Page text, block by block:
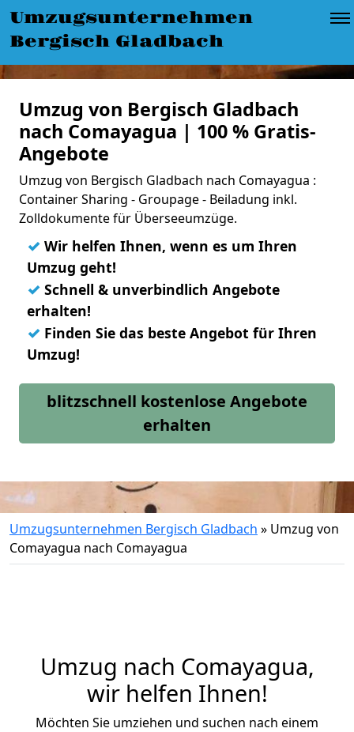
Umzugsunternehmen
Bergisch Gladbach
Umzug von Bergisch Gladbach
nach Comayagua | 100 % Gratis-
Angebote
Umzug von Bergisch Gladbach nach Comayagua :
Container Sharing - Groupage - Beiladung inkl.
Zolldokumente für Überseeumzüge.
✓ Wir helfen Ihnen, wenn es um Ihren
Umzug geht!
✓ Schnell & unverbindlich Angebote
erhalten!
✓ Finden Sie das beste Angebot für Ihren
Umzug!
blitzschnell kostenlose Angebote
erhalten
Umzugsunternehmen Bergisch Gladbach » Umzug von
Comayagua nach Comayagua
Umzug nach Comayagua,
wir helfen Ihnen!
Möchten Sie umziehen und suchen nach einem